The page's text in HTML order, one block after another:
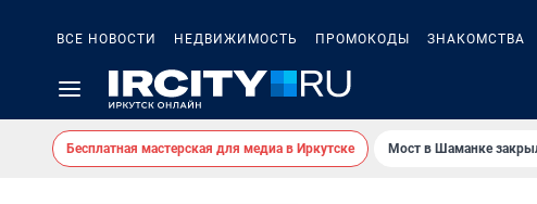
ВСЕ НОВОСТИ НЕДВИЖИМОСТЬ ПРОМОКОДЫ ЗНАКОМСТВА
Бесплатная мастерская для медиа в Иркутске Мост в Шаманке